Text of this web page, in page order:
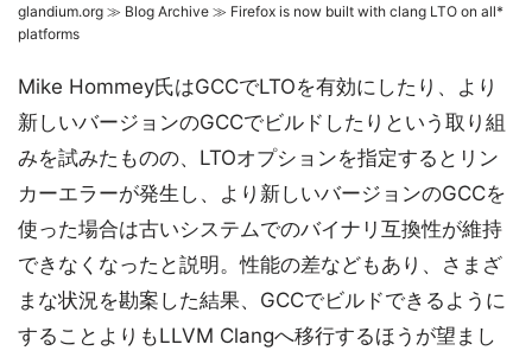
glandium.org ≫ Blog Archive ≫ Firefox is now built with clang LTO on all*
platforms
Mike Hommey氏はGCCでLTOを有効にしたり、より
新しいバージョンのGCCでビルドしたりという取り組
みを試みたものの、LTOオプションを指定するとリン
カーエラーが発生し、より新しいバージョンのGCCを
使った場合は古いシステムでのバイナリ互換性が維持
できなくなったと説明。性能の差などもあり、さまざ
まな状況を勘案した結果、GCCでビルドできるように
することよりもLLVM Clangへ移行するほうが望まし